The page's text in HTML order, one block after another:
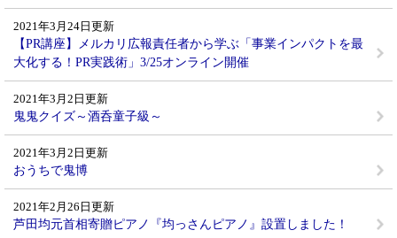
2021年3月24日更新
【PR講座】メルカリ広報責任者から学ぶ「事業インパクトを最
大化する！PR実践術」3/25オンライン開催
2021年3月2日更新
鬼鬼クイズ～酒呑童子級～
2021年3月2日更新
おうちで鬼博
2021年2月26日更新
芦田均元首相寄贈ピアノ『均っさんピアノ』設置しました！